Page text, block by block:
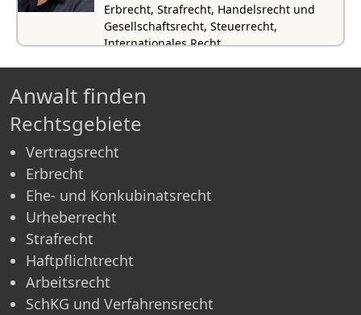
Erbrecht, Strafrecht, Handelsrecht und
Gesellschaftsrecht, Steuerrecht,
Internationales Recht
Anwalt finden
Rechtsgebiete
Vertragsrecht
Erbrecht
Ehe- und Konkubinatsrecht
Urheberrecht
Strafrecht
Haftpflichtrecht
Arbeitsrecht
SchKG und Verfahrensrecht